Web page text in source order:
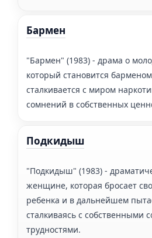
Бармен
"Бармен" (1983) - драма о
который становится
сталкивается с миром
сомнений в собственных
Подкидыш
"Подкидыш" (1983) -
женщине, которая бросает
ребенка и в дальнейшем
сталкиваясь с собственными
трудностями.